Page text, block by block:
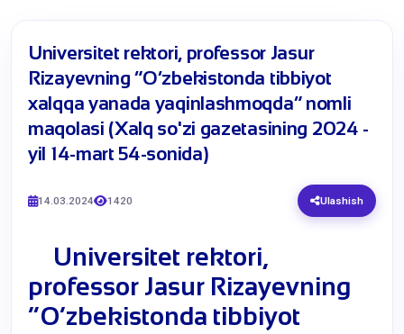
Universitet rektori, professor Jasur
Rizayevning “O’zbekistonda tibbiyot
xalqqa yanada yaqinlashmoqda” nomli
maqolasi (Xalq so'zi gazetasining 2024 -
yil 14-mart 54-sonida)
14.03.2024 1420 Ulashish
Universitet rektori,
professor Jasur Rizayevning
“O’zbekistonda tibbiyot